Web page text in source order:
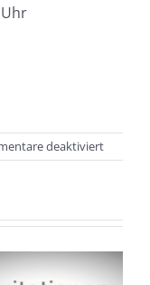
deaktiviertfür
Das